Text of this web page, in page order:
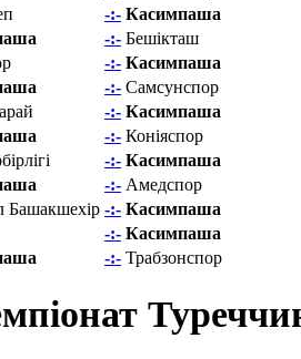
-:- Касимпаша
-:- Бешікташ
-:- Касимпаша
-:- Самсунспор
-:- Касимпаша
-:- Коніяспор
-:- Касимпаша
-:- Амедспор
Башакшехір -:- Касимпаша
-:- Касимпаша
-:- Трабзонспор